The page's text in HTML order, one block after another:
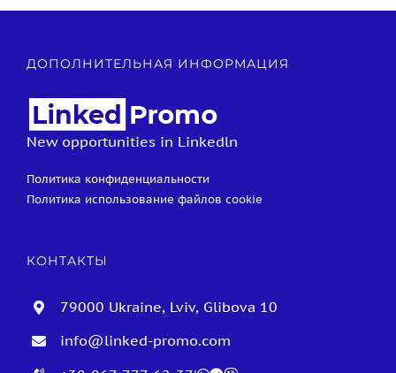
ДОПОЛНИТЕЛЬНАЯ ИНФОРМАЦИЯ
New opportunities in Linkedln
Политика конфиденциальности
Политика использование файлов cookie
КОНТАКТЫ
79000 Ukraine, Lviv, Glibova 10
info@linked-promo.com